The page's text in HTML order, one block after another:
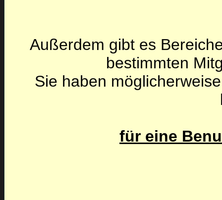
Außerdem gibt es
bestimmten
Sie haben
für eine